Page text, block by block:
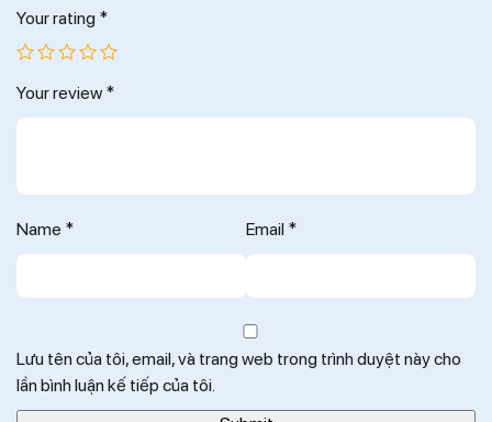
Your rating *
Your review *
Name * Email *
Lưu tên của tôi, email, và trang web trong trình duyệt này cho
lần bình luận kế tiếp của tôi.